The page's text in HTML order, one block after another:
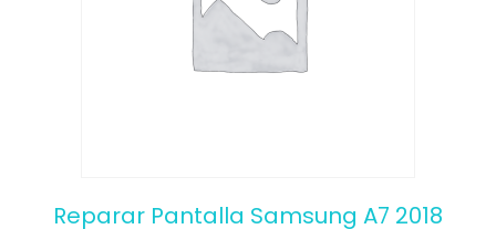
Reparar Pantalla Samsung A7 2018